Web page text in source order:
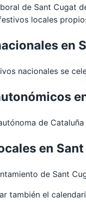
de Sant Cugat
locales
en
nacionales se
de
en
de Sant
también el